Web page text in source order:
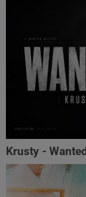
Krusty - Wanted